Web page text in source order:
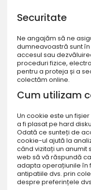
Securitate
Ne angajăm să ne
dumneavoastră sunt
accesul sau
proceduri fizice,
pentru a proteja și a
colectăm online.
Cum utilizam
Un cookie este un
a fi plasat pe hard
Odată ce sunteți de
cookie-ul ajută la
când vizitați un
web să vă răspundă
adapta operațiunile în
antipatiile dvs. prin
despre preferințele